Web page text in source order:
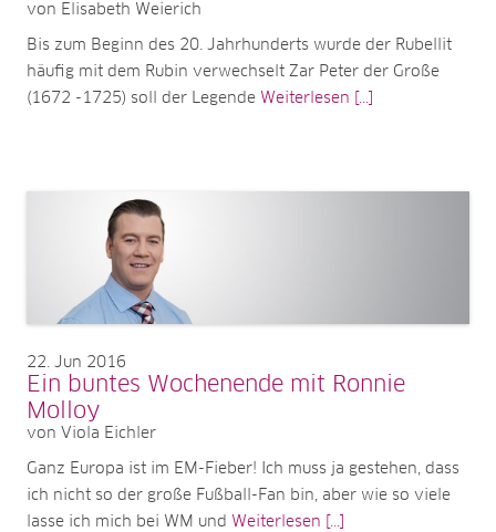
von Elisabeth Weierich
Bis zum Beginn des 20. Jahrhunderts wurde der Rubellit
häufig mit dem Rubin verwechselt Zar Peter der Große
(1672 -1725) soll der Legende Weiterlesen [...]
22 Jun 2016
Ein buntes Wochenende mit Ronnie
Molloy
von Viola Eichler
Ganz Europa ist im EM-Fieber! Ich muss ja gestehen, dass
ich nicht so der große Fußball-Fan bin, aber wie so viele
lasse ich mich bei WM und Weiterlesen [...]